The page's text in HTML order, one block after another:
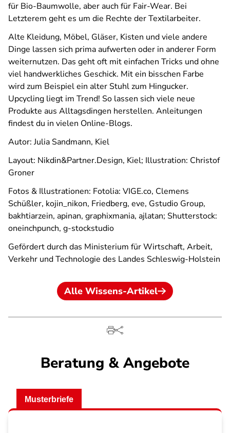
für Bio-Baumwolle, aber auch für Fair-Wear. Bei
Letzterem geht es um die Rechte der Textilarbeiter.
Alte Kleidung, Möbel, Gläser, Kisten und viele andere
Dinge lassen sich prima aufwerten oder in anderer Form
weiternutzen. Das geht oft mit einfachen Tricks und ohne
viel handwerkliches Geschick. Mit ein bisschen Farbe
wird zum Beispiel ein alter Stuhl zum Hingucker.
Upcycling liegt im Trend! So lassen sich viele neue
Produkte aus Alltagsdingen herstellen. Anleitungen
findest du in vielen Online-Blogs.
Autor: Julia Sandmann, Kiel
Layout: Nikdin&Partner.Design, Kiel; Illustration: Christof
Groner
Fotos & Illustrationen: Fotolia: VIGE.co, Clemens
Schüßler, kojin_nikon, Friedberg, eve, Gstudio Group,
bakhtiarzein, apinan, graphixmania, ajlatan; Shutterstock:
oneinchpunch, g-stockstudio
Gefördert durch das Ministerium für Wirtschaft, Arbeit,
Verkehr und Technologie des Landes Schleswig-Holstein
Alle Wissens-Artikel
Beratung & Angebote
Musterbriefe